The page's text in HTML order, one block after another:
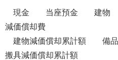
現金 当座預金 建
減価償却費
建物減価償却累計額 備
搬具減価償却累計額